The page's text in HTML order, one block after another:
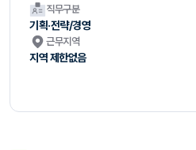
직무구분
기획·전략/경영
근무지역
지역 제한없음